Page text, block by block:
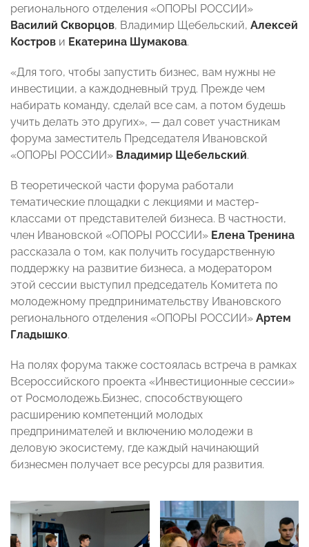
регионального отделения «ОПОРЫ РОССИИ»
Василий Скворцов, Владимир Щебельский, Алексей
Костров и Екатерина Шумакова.
«Для того, чтобы запустить бизнес, вам нужны не
инвестиции, а каждодневный труд. Прежде чем
набирать команду, сделай все сам, а потом будешь
учить делать это других», — дал совет участникам
форума заместитель Председателя Ивановской
«ОПОРЫ РОССИИ» Владимир Щебельский.
В теоретической части форума работали
тематические площадки с лекциями и мастер-
классами от представителей бизнеса. В частности,
член Ивановской «ОПОРЫ РОССИИ» Елена Тренина
рассказала о том, как получить государственную
поддержку на развитие бизнеса, а модератором
этой сессии выступил председатель Комитета по
молодежному предпринимательству Ивановского
регионального отделения «ОПОРЫ РОССИИ» Артем
Гладышко.
На полях форума также состоялась встреча в рамках
Всероссийского проекта «Инвестиционные сессии»
от Росмолодежь.Бизнес, способствующего
расширению компетенций молодых
предпринимателей и включению молодежи в
деловую экосистему, где каждый начинающий
бизнесмен получает все ресурсы для развития.